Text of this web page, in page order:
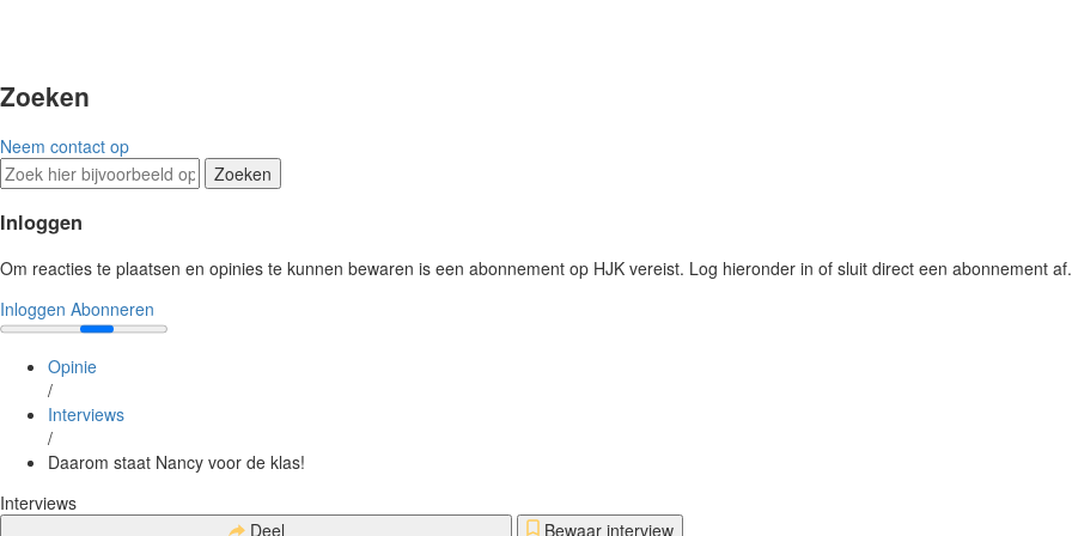
Zoeken
Neem contact op
Zoeken
Inloggen
Om reacties te plaatsen en opinies te kunnen bewaren is een abonnement op HJK vereist. Log hieronder in of sluit direct een abonnement af.
Inloggen Abonneren
Opinie
/
Interviews
/
Daarom staat Nancy voor de klas!
Interviews
Deel
Bewaar interview